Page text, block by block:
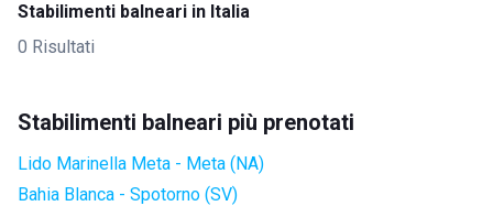
Stabilimenti balneari in Italia
0 Risultati
Stabilimenti balneari più prenotati
Lido Marinella Meta - Meta (NA)
Bahia Blanca - Spotorno (SV)